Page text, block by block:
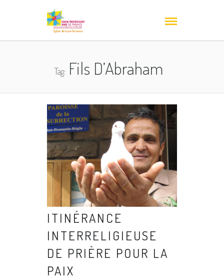
Tag:Fils D’Abraham
ITINÉRANCE
INTERRELIGIEUSE
DE PRIÈRE POUR LA
PAIX